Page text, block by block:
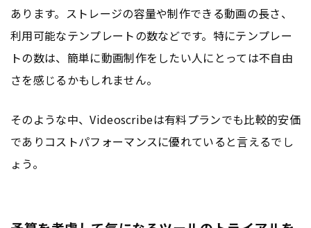
あります。ストレージの容量や制作できる動画の長さ、
利用可能なテンプレートの数などです。特にテンプレー
トの数は、簡単に動画制作をしたい人にとっては不自由
さを感じるかもしれません。
そのような中、Videoscribeは有料プランでも比較的安価
でありコストパフォーマンスに優れていると言えるでし
ょう。